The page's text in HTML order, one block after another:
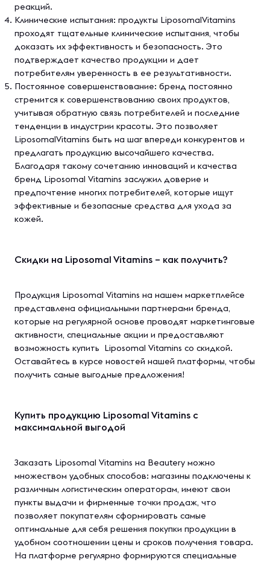
реакций.
Клинические испытания: продукты LiposomalVitamins
проходят тщательные клинические испытания, чтобы
доказать их эффективность и безопасность. Это
подтверждает качество продукции и дает
потребителям уверенность в ее результативности.
Постоянное совершенствование: бренд постоянно
стремится к совершенствованию своих продуктов,
учитывая обратную связь потребителей и последние
тенденции в индустрии красоты. Это позволяет
LiposomalVitamins быть на шаг впереди конкурентов и
предлагать продукцию высочайшего качества.
Благодаря такому сочетанию инноваций и качества
бренд Liposomal Vitamins заслужил доверие и
предпочтение многих потребителей, которые ищут
эффективные и безопасные средства для ухода за
кожей.
Скидки на Liposomal Vitamins – как получить?
Продукция Liposomal Vitamins на нашем маркетплейсе
представлена официальными партнерами бренда,
которые на регулярной основе проводят маркетинговые
активности, специальные акции и предоставляют
возможность купить Liposomal Vitamins со скидкой.
Оставайтесь в курсе новостей нашей платформы, чтобы
получить самые выгодные предложения!
Купить продукцию Liposomal Vitamins с
максимальной выгодой
Заказать Liposomal Vitamins на Beautery можно
множеством удобных способов: магазины подключены к
различным логистическим операторам, имеют свои
пункты выдачи и фирменные точки продаж, что
позволяет покупателям сформировать самые
оптимальные для себя решения покупки продукции в
удобном соотношении цены и сроков получения товара.
На платформе регулярно формируются специальные